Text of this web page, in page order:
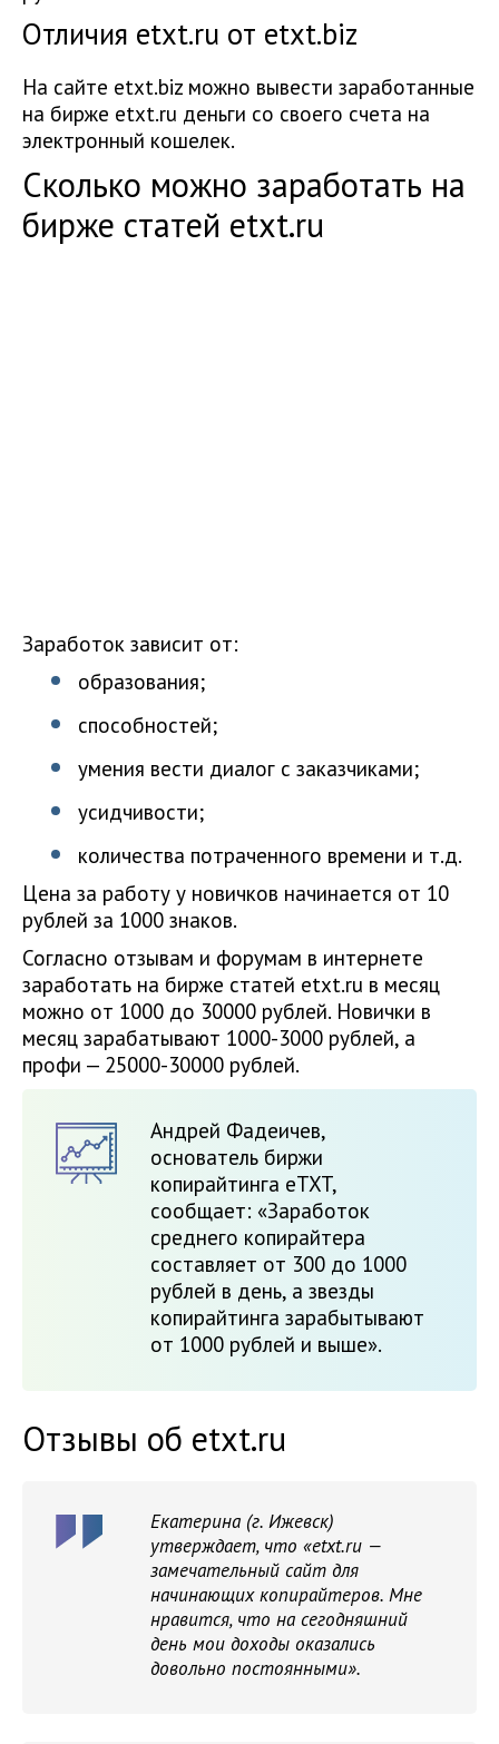
Отличия etxt.ru от etxt.biz
На сайте etxt.biz можно вывести заработанные
на бирже etxt.ru деньги со своего счета на
электронный кошелек.
Сколько можно заработать на
бирже статей etxt.ru
Заработок зависит от:
образования;
способностей;
умения вести диалог с заказчиками;
усидчивости;
количества потраченного времени и т.д.
Цена за работу у новичков начинается от 10
рублей за 1000 знаков.
Согласно отзывам и форумам в интернете
заработать на бирже статей etxt.ru в месяц
можно от 1000 до 30000 рублей. Новички в
месяц зарабатывают 1000-3000 рублей, а
профи — 25000-30000 рублей.
Андрей Фадеичев,
основатель биржи
копирайтинга eTXT,
сообщает: «Заработок
среднего копирайтера
составляет от 300 до 1000
рублей в день, а звезды
копирайтинга зарабытывают
от 1000 рублей и выше».
Отзывы об etxt.ru
Екатерина (г. Ижевск)
утверждает, что «etxt.ru —
замечательный сайт для
начинающих копирайтеров. Мне
нравится, что на сегодняшний
день мои доходы оказались
довольно постоянными».